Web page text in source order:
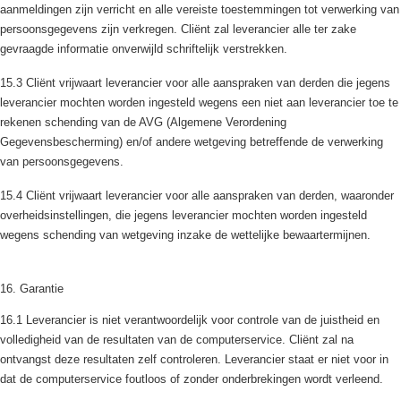
aanmeldingen zijn verricht en alle vereiste toestemmingen tot verwerking van
persoonsgegevens zijn verkregen. Cliënt zal leverancier alle ter zake
gevraagde informatie onverwijld schriftelijk verstrekken.
15.3 Cliënt vrijwaart leverancier voor alle aanspraken van derden die jegens
leverancier mochten worden ingesteld wegens een niet aan leverancier toe te
rekenen schending van de AVG (Algemene Verordening
Gegevensbescherming) en/of andere wetgeving betreffende de verwerking
van persoonsgegevens.
15.4 Cliënt vrijwaart leverancier voor alle aanspraken van derden, waaronder
overheidsinstellingen, die jegens leverancier mochten worden ingesteld
wegens schending van wetgeving inzake de wettelijke bewaartermijnen.
16. Garantie
16.1 Leverancier is niet verantwoordelijk voor controle van de juistheid en
volledigheid van de resultaten van de computerservice. Cliënt zal na
ontvangst deze resultaten zelf controleren. Leverancier staat er niet voor in
dat de computerservice foutloos of zonder onderbrekingen wordt verleend.